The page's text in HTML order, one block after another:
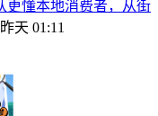
更懂本地消费者，从街
昨天 01:11